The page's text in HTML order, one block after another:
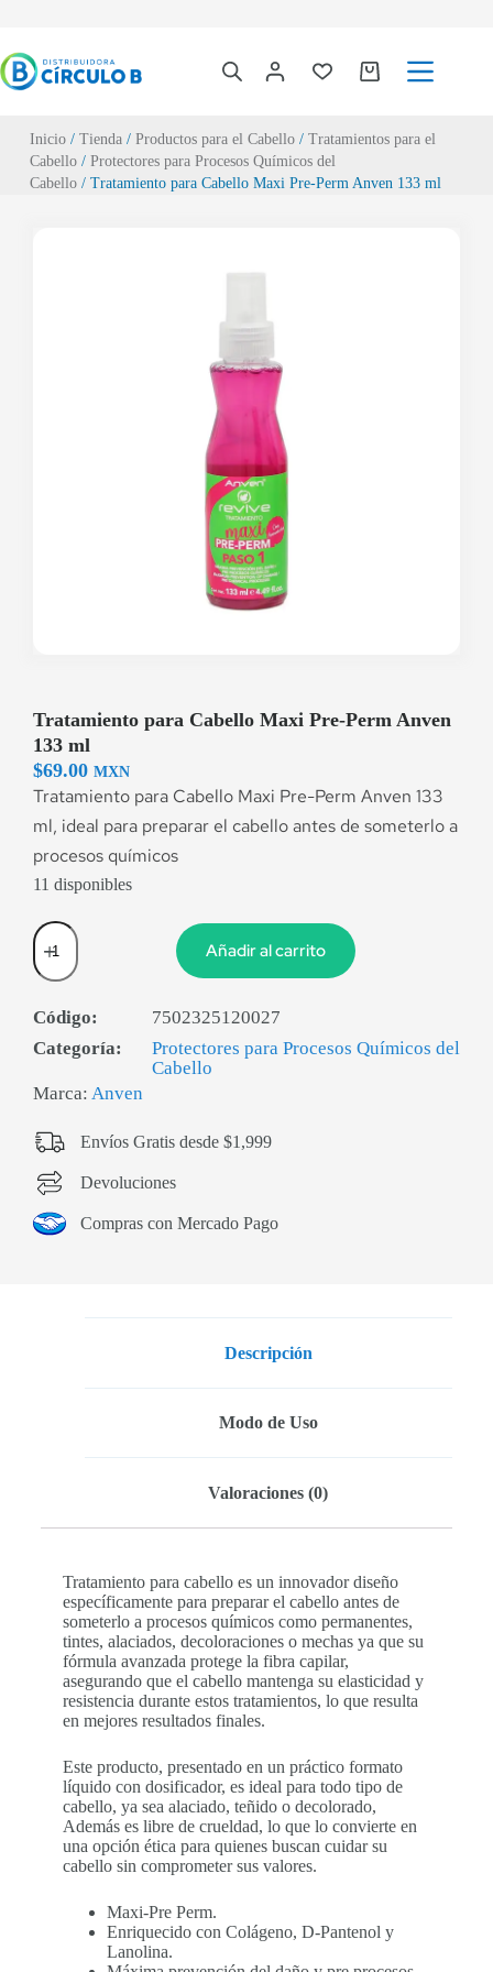
Inicio/ Tienda/ Productos para el Cabello/ Tratamientos para el
Cabello/ Protectores para Procesos Químicos del
Cabello/ Tratamiento para Cabello Maxi Pre-Perm Anven 133 ml
Tratamiento para Cabello Maxi Pre-Perm Anven
133 ml
$69.00 MXN
Tratamiento para Cabello Maxi Pre-Perm Anven 133
ml, ideal para preparar el cabello antes de someterlo a
procesos químicos
11 disponibles
Añadir al carrito
Código:
7502325120027
Categoría:
Protectores para Procesos Químicos del
Cabello
Marca: Anven
Envíos Gratis desde $1,999
Devoluciones
Compras con Mercado Pago
Descripción
Modo de Uso
Valoraciones (0)
Tratamiento para cabello es un innovador diseño
específicamente para preparar el cabello antes de
someterlo a procesos químicos como permanentes,
tintes, alaciados, decoloraciones o mechas ya que su
fórmula avanzada protege la fibra capilar,
asegurando que el cabello mantenga su elasticidad y
resistencia durante estos tratamientos, lo que resulta
en mejores resultados finales.
Este producto, presentado en un práctico formato
líquido con dosificador, es ideal para todo tipo de
cabello, ya sea alaciado, teñido o decolorado,
Además es libre de crueldad, lo que lo convierte en
una opción ética para quienes buscan cuidar su
cabello sin comprometer sus valores.
Maxi-Pre Perm.
Enriquecido con Colágeno, D-Pantenol y
Lanolina.